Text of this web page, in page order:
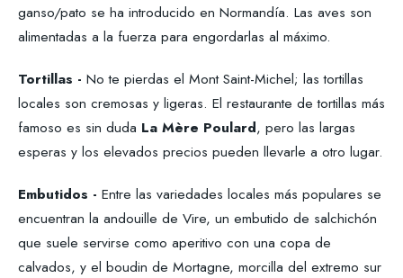
ganso/pato se ha introducido en Normandía. Las aves son
alimentadas a la fuerza para engordarlas al máximo.
Tortillas - No te pierdas el Mont Saint-Michel; las tortillas
locales son cremosas y ligeras. El restaurante de tortillas más
famoso es sin duda La Mère Poulard, pero las largas
esperas y los elevados precios pueden llevarle a otro lugar.
Embutidos - Entre las variedades locales más populares se
encuentran la andouille de Vire, un embutido de salchichón
que suele servirse como aperitivo con una copa de
calvados, y el boudin de Mortagne, morcilla del extremo sur